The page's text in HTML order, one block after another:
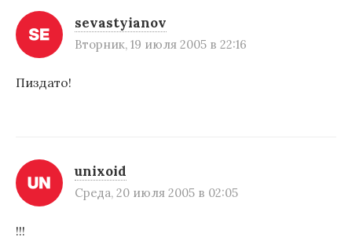
и
я
п
а
п
sevastyianov
Вторник, 19 июля 2005 в 22:16
Пиздато!
unixoid
Среда, 20 июля 2005 в 02:05
!!!